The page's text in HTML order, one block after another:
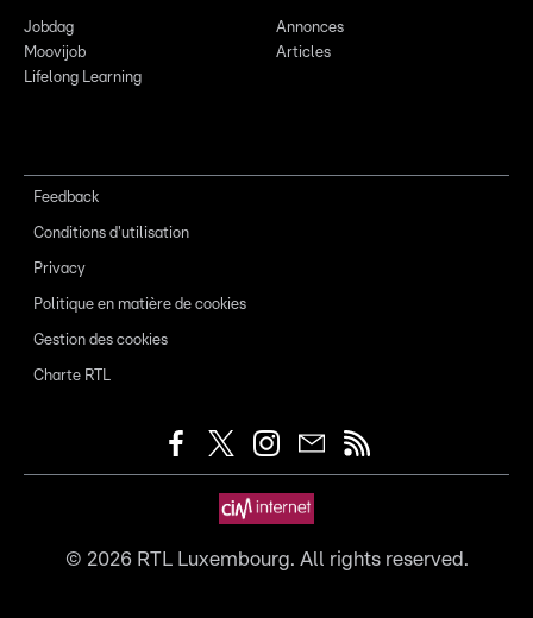
Jobdag
Moovijob
Lifelong Learning
Annonces
Articles
Feedback
Conditions d'utilisation
Privacy
Politique en matière de cookies
Gestion des cookies
Charte RTL
© 2026RTL Luxembourg. All rights reserved.